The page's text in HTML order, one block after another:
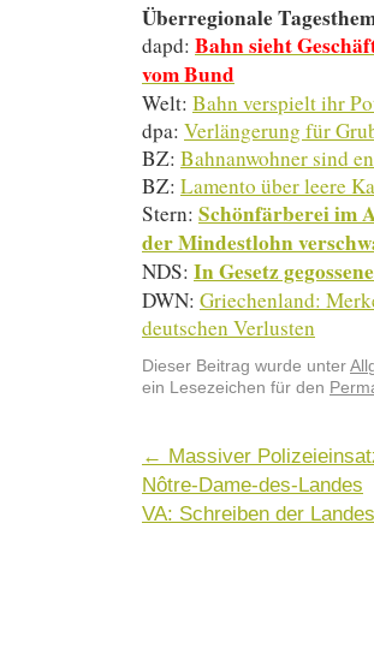
Überregionale
dapd: Bahn sieht
vom Bund
Welt: Bahn verspielt ihr
dpa: Verlängerung für
BZ: Bahnanwohner sind
BZ: Lamento über leere
Stern: Schönfärberei im
der Mindestlohn
NDS: In Gesetz
DWN: Griechenland:
deutschen Verlusten
Dieser Beitrag wurde unter
ein Lesezeichen für den
← Massiver
Nôtre-Dame-des-Landes
VA: Schreiben der